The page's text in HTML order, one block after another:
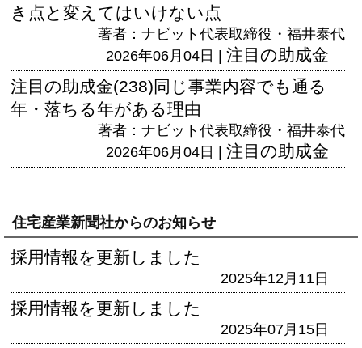
き点と変えてはいけない点
著者：ナビット代表取締役・福井泰代
2026年06月04日 | 注目の助成金
注目の助成金(238)同じ事業内容でも通る
年・落ちる年がある理由
著者：ナビット代表取締役・福井泰代
2026年06月04日 | 注目の助成金
住宅産業新聞社からのお知らせ
採用情報を更新しました
2025年12月11日
採用情報を更新しました
2025年07月15日